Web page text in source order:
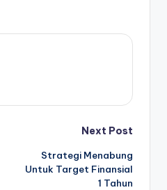
Next Post
Strategi Menabung
Untuk Target Finansial
1 Tahun